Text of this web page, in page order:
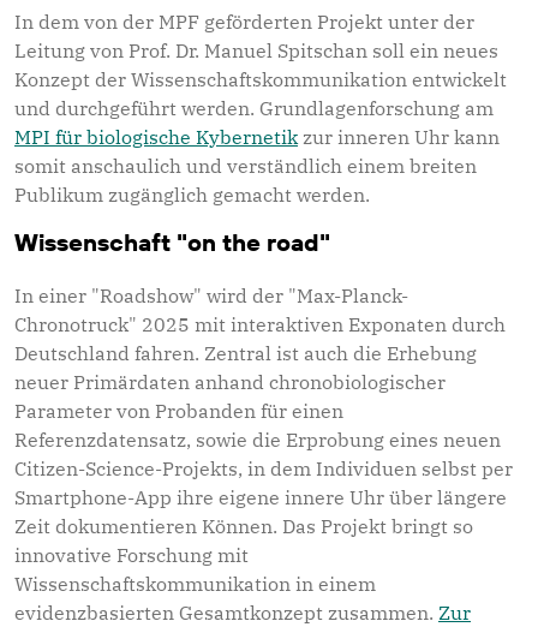
In dem von der MPF geförderten Projekt unter der
Leitung von Prof. Dr. Manuel Spitschan soll ein neues
Konzept der Wissenschaftskommunikation entwickelt
und durchgeführt werden. Grundlagenforschung am
MPI für biologische Kybernetik zur inneren Uhr kann
somit anschaulich und verständlich einem breiten
Publikum zugänglich gemacht werden.
Wissenschaft "on the road"
In einer "Roadshow" wird der "Max-Planck-
Chronotruck" 2025 mit interaktiven Exponaten durch
Deutschland fahren. Zentral ist auch die Erhebung
neuer Primärdaten anhand chronobiologischer
Parameter von Probanden für einen
Referenzdatensatz, sowie die Erprobung eines neuen
Citizen-Science-Projekts, in dem Individuen selbst per
Smartphone-App ihre eigene innere Uhr über längere
Zeit dokumentieren Können. Das Projekt bringt so
innovative Forschung mit
Wissenschaftskommunikation in einem
evidenzbasierten Gesamtkonzept zusammen. Zur